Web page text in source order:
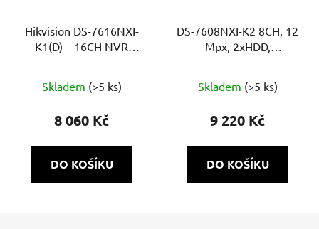
Hikvision DS-7616NXI-
K1(D) – 16CH NVR
HDD
Skladem (>5 ks)
8 060 Kč
DO KOŠÍKU
DS-7608NXI-K2 8CH, 12
Mpx, 2xHDD,
Skladem (>5 ks)
9 220 Kč
DO KOŠÍKU